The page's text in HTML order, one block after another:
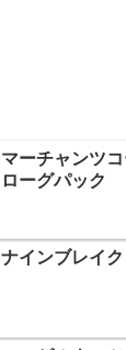
マーチャンツ
ローグパック
ナインブレイク